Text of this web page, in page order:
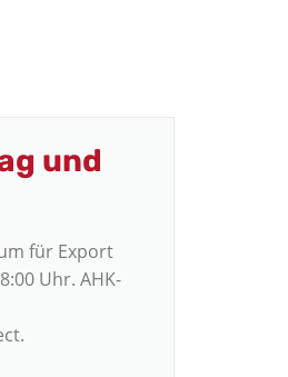
und
für Export
Uhr. AHK-